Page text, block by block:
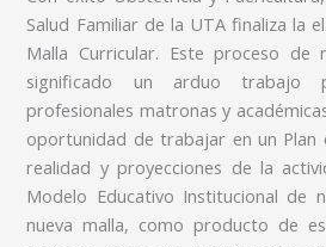
Salud Familiar de la UTA finaliza la
Malla Curricular. Este proceso de
significado un arduo
profesionales matronas y
oportunidad de trabajar en un Plan
realidad y proyecciones de la
Modelo Educativo Institucional de
nueva malla, como producto de